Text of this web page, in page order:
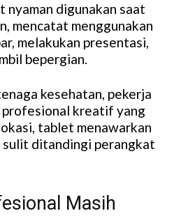
nyaman digunakan saat
mencatat menggunakan
melakukan presentasi,
bepergian.
kesehatan, pekerja
profesional kreatif yang
tablet menawarkan
sulit ditandingi perangkat
Masih